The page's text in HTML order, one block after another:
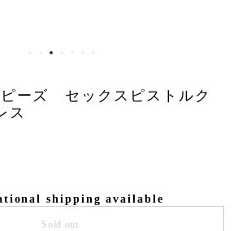
ーズ セックスピストルク
ス
shipping available
Sold out